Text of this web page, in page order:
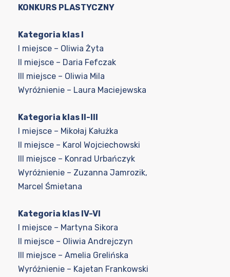
KONKURS PLASTYCZNY
Kategoria klas I
I miejsce – Oliwia Żyta
II miejsce – Daria Fefczak
III miejsce – Oliwia Mila
Wyróżnienie – Laura Maciejewska
Kategoria klas II-III
I miejsce – Mikołaj Kałużka
II miejsce – Karol Wojciechowski
III miejsce – Konrad Urbańczyk
Wyróżnienie – Zuzanna Jamrozik,
Marcel Śmietana
Kategoria klas IV-VI
I miejsce – Martyna Sikora
II miejsce – Oliwia Andrejczyn
III miejsce – Amelia Grelińska
Wyróżnienie – Kajetan Frankowski